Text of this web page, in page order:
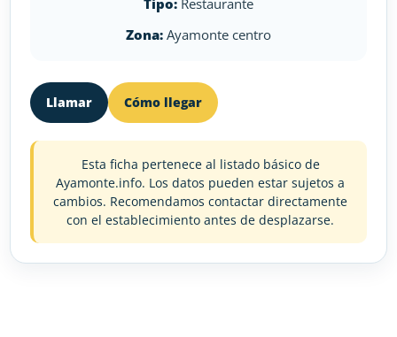
Tipo: Restaurante
Zona: Ayamonte centro
Llamar Cómo llegar
Esta ficha pertenece al listado básico de
Ayamonte.info. Los datos pueden estar sujetos a
cambios. Recomendamos contactar directamente
con el establecimiento antes de desplazarse.